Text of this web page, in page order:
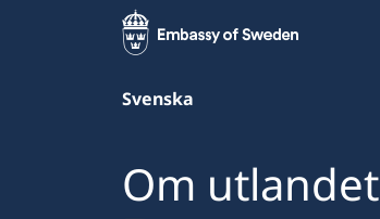
Svenska
Om utlandet